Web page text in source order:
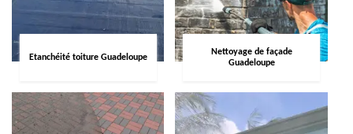
Etanchéité toiture Guadeloupe
Nettoyage de façade
Guadeloupe